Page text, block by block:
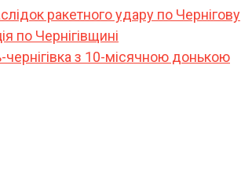
ракетного удару по Чернігову
по Чернігівщині
чернігівка з 10-місячною донькою